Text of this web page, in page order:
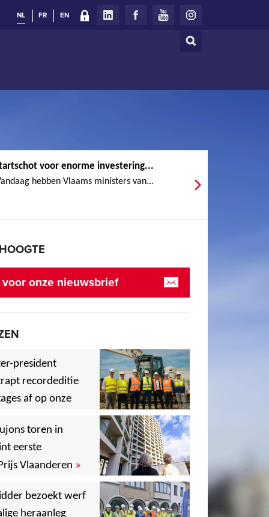
Zoeken
NL FR EN
voor enorme investering...
hebben Vlaams ministers van...
onze nieuwsbrief
president
recordeditie
af op onze
,
toren in
eerste
Vlaanderen »
bezoekt werf
heraanleg